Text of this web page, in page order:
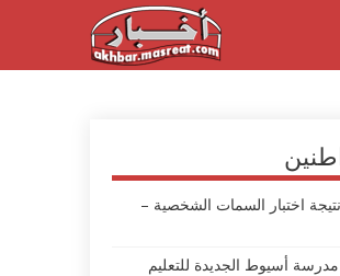
اختبار السمات الشخصية –
أسيوط الجديدة للتعليم